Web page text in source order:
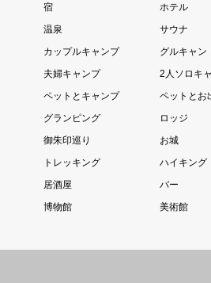
宿
ホテル
温泉
サウナ
カップルキャンプ
グルキャン
夫婦キャンプ
2人ソロキ
ペットとキャンプ
ペットとお
グランピング
ロッジ
御朱印巡り
お城
トレッキング
ハイキング
居酒屋
バー
博物館
美術館